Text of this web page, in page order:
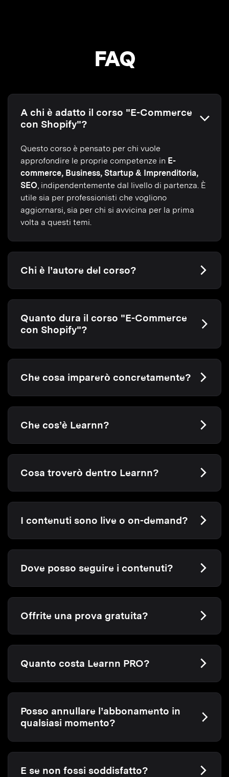
FAQ
A chi è adatto il corso "E-Commerce
con Shopify"?
Questo corso è pensato per chi vuole
approfondire le proprie competenze in E-
commerce, Business, Startup & Imprenditoria,
SEO , indipendentemente dal livello di partenza. È
utile sia per professionisti che vogliono
aggiornarsi, sia per chi si avvicina per la prima
volta a questi temi.
Chi è l’autore del corso?
Quanto dura il corso "E-Commerce
con Shopify"?
Che cosa imparerò concretamente?
Che cos’è Learnn?
Cosa troverò dentro Learnn?
I contenuti sono live o on-demand?
Dove posso seguire i contenuti?
Offrite una prova gratuita?
Quanto costa Learnn PRO?
Posso annullare l’abbonamento in
qualsiasi momento?
E se non fossi soddisfatto?